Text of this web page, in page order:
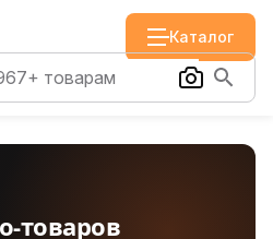
Каталог
товаров